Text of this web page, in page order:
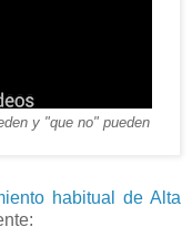
y "que no" pueden
habitual de Alta